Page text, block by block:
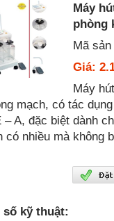
Máy
phòng
Mã
Giá:
Máy
mạch, có tác
– A, đặc biệt dành
có nhiều mà không
số kỹ thuật: